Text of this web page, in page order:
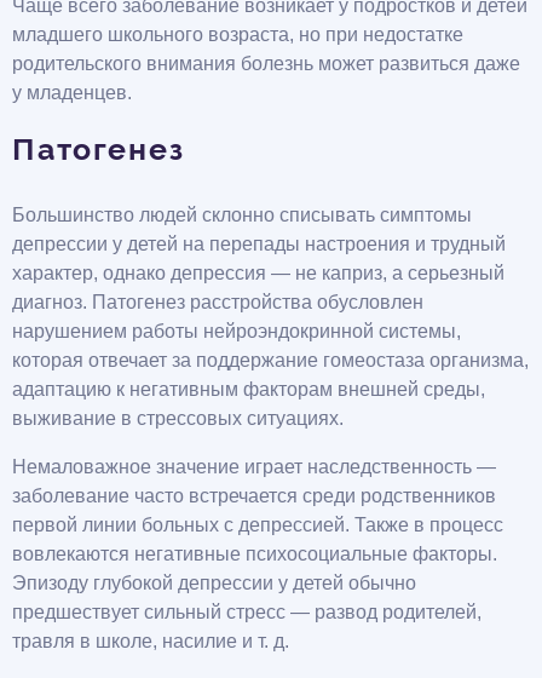
Чаще всего заболевание возникает у подростков и детей
младшего школьного возраста, но при недостатке
родительского внимания болезнь может развиться даже
у младенцев.
Патогенез
Большинство людей склонно списывать симптомы
депрессии у детей на перепады настроения и трудный
характер, однако депрессия — не каприз, а серьезный
диагноз. Патогенез расстройства обусловлен
нарушением работы нейроэндокринной системы,
которая отвечает за поддержание гомеостаза организма,
адаптацию к негативным факторам внешней среды,
выживание в стрессовых ситуациях.
Немаловажное значение играет наследственность —
заболевание часто встречается среди родственников
первой линии больных с депрессией. Также в процесс
вовлекаются негативные психосоциальные факторы.
Эпизоду глубокой депрессии у детей обычно
предшествует сильный стресс — развод родителей,
травля в школе, насилие и т. д.